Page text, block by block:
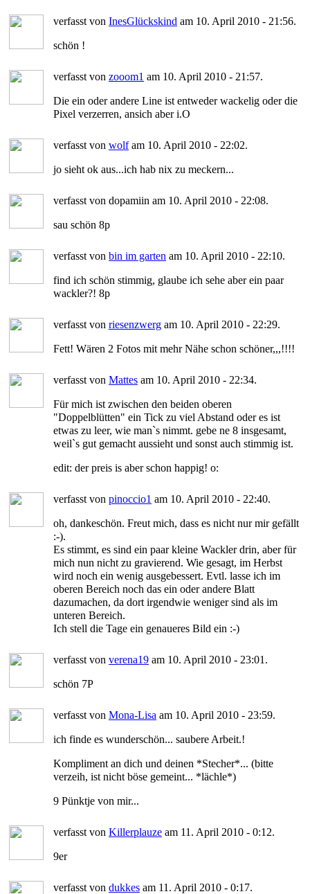
verfasst von InesGlückskind am 10. April 2010 - 21:56.
schön !
verfasst von zooom1 am 10. April 2010 - 21:57.
Die ein oder andere Line ist entweder wackelig oder die
Pixel verzerren, ansich aber i.O
verfasst von wolfam 10. April 2010 - 22:02.
jo sieht ok aus...ich hab nix zu meckern...
verfasst von dopamiin am 10. April 2010 - 22:08.
sau schön 8p
verfasst von bin im garten am 10. April 2010 - 22:10.
find ich schön stimmig, glaube ich sehe aber ein paar
wackler?! 8p
verfasst von riesenzwerg am 10. April 2010 - 22:29.
Fett! Wären 2 Fotos mit mehr Nähe schon schöner,,,!!!!
verfasst von Mattes am 10. April 2010 - 22:34.
Für mich ist zwischen den beiden oberen
"Doppelblütten" ein Tick zu viel Abstand oder es ist
etwas zu leer, wie man`s nimmt. gebe ne 8 insgesamt,
weil`s gut gemacht aussieht und sonst auch stimmig ist.
edit: der preis is aber schon happig! o:
verfasst von pinoccio1 am 10. April 2010 - 22:40.
oh, dankeschön. Freut mich, dass es nicht nur mir gefällt
:-).
Es stimmt, es sind ein paar kleine Wackler drin, aber für
mich nun nicht zu gravierend. Wie gesagt, im Herbst
wird noch ein wenig ausgebessert. Evtl. lasse ich im
oberen Bereich noch das ein oder andere Blatt
dazumachen, da dort irgendwie weniger sind als im
unteren Bereich.
Ich stell die Tage ein genaueres Bild ein :-)
verfasst von verena19 am 10. April 2010 - 23:01.
schön 7P
verfasst von Mona-Lisa am 10. April 2010 - 23:59.
ich finde es wunderschön... saubere Arbeit.!
Kompliment an dich und deinen *Stecher*... (bitte
verzeih, ist nicht böse gemeint... *lächle*)
9 Pünktje von mir...
verfasst von Killerplauze am 11. April 2010 - 0:12.
9er
verfasst von dukkes am 11. April 2010 - 0:17.